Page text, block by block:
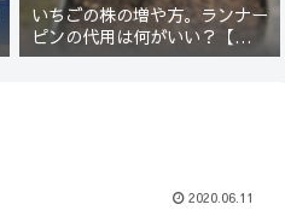
いちごの株の増や方。ランナー
ピンの代用は何がいい？【５年
放置したイチゴは復活するの
2020.06.11